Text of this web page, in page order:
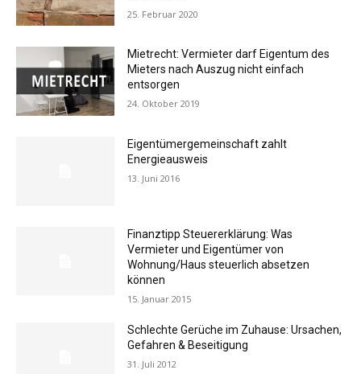
25. Februar 2020
Mietrecht: Vermieter darf Eigentum des
Mieters nach Auszug nicht einfach
entsorgen
24. Oktober 2019
Eigentümergemeinschaft zahlt
Energieausweis
13. Juni 2016
Finanztipp Steuererklärung: Was
Vermieter und Eigentümer von
Wohnung/Haus steuerlich absetzen
können
15. Januar 2015
Schlechte Gerüche im Zuhause: Ursachen,
Gefahren & Beseitigung
31. Juli 2012